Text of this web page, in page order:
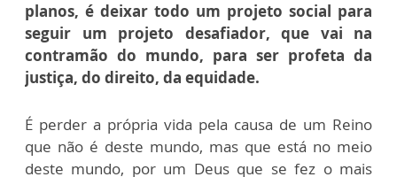
planos, é deixar todo um projeto social para
seguir um projeto desafiador, que vai na
contramão do mundo, para ser profeta da
justiça, do direito, da equidade.
É perder a própria vida pela causa de um Reino
que não é deste mundo, mas que está no meio
deste mundo, por um Deus que se fez o mais